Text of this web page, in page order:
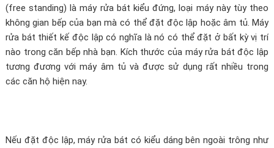
(free standing) là máy rửa bát kiểu đứng, loại máy này tùy theo
không gian bếp của bạn mà có thể đặt độc lập hoặc âm tủ. Máy
rửa bát thiết kế độc lập có nghĩa là nó có thể đặt ở bất kỳ vị trí
nào trong căn bếp nhà bạn. Kích thước của máy rửa bát độc lập
tương đương với máy âm tủ và được sử dụng rất nhiều trong
các căn hộ hiện nay.
Nếu đặt độc lập, máy rửa bát có kiểu dáng bên ngoài trông như